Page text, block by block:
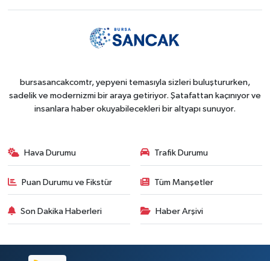
bursasancakcomtr, yepyeni temasıyla sizleri buluştururken,
sadelik ve modernizmi bir araya getiriyor. Şatafattan kaçınıyor ve
insanlara haber okuyabilecekleri bir altyapı sunuyor.
Hava Durumu Trafik Durumu
Puan Durumu ve Fikstür Tüm Manşetler
Son Dakika Haberleri Haber Arşivi